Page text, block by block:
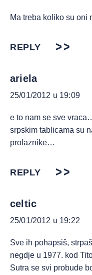
Ma treba koliko su
REPLY
ariela
25/01/2012 u 19:09
e to nam se sve
srpskim tablicama su
prolaznike…
REPLY
celtic
25/01/2012 u 19:22
Sve ih pohapsiš,
negdje u 1977. kod
Sutra se svi probude